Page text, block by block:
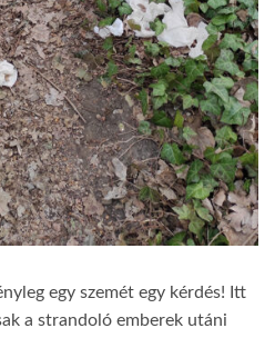
egy szemét egy kérdés! Itt
a strandoló emberek utáni